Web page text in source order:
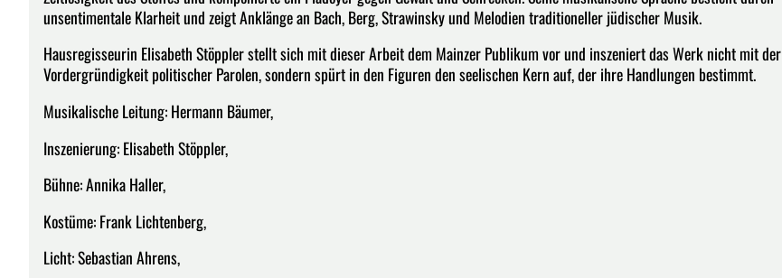
unsentimentale Klarheit und zeigt Anklänge an Bach, Berg, Strawinsky und Melodien traditioneller jüdischer Musik.
Hausregisseurin Elisabeth Stöppler stellt sich mit dieser Arbeit dem Mainzer Publikum vor und inszeniert das Werk nicht mit der
Vordergründigkeit politischer Parolen, sondern spürt in den Figuren den seelischen Kern auf, der ihre Handlungen bestimmt.
Musikalische Leitung: Hermann Bäumer,
Inszenierung: Elisabeth Stöppler,
Bühne: Annika Haller,
Kostüme: Frank Lichtenberg,
Licht: Sebastian Ahrens,